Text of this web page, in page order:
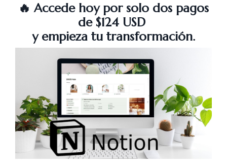
🔥 Accede hoy por solo dos pagos
de $124 USD
y empieza tu transformación.